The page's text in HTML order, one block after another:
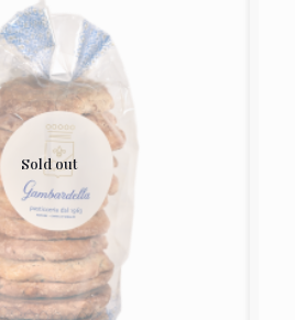
Sold out